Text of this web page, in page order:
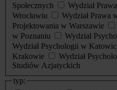
Społecznych
Wydział
Wrocławiu
Wydział Prawa
Projektowania w Warszawie
w Poznaniu
Wydział
Wydział Psychologii w
Krakowie
Wydział
Studiów Azjatyckich
typ: